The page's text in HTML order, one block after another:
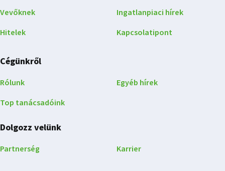
Vevőknek
Hitelek
Ingatlanpiaci hírek
Kapcsolatipont
Cégünkről
Rólunk
Top tanácsadóink
Egyéb hírek
Dolgozz velünk
Partnerség Karrier